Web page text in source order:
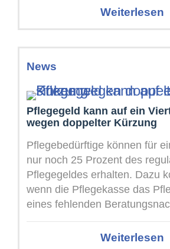
Weiterlesen
News
Pflegegeld kann auf ein
wegen doppelter Kürzung
Pflegebedürftige können für
nur noch 25 Prozent des
Pflegegeldes erhalten. Dazu
wenn die Pflegekasse das
eines fehlenden
bereits auf 50 Prozent
Weiterlesen